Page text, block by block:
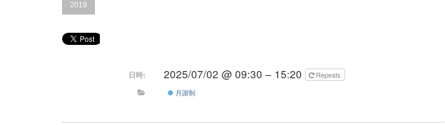
2019
日時: 2025/07/02 @ 09:30 – 15:20
Repeats
月謝制